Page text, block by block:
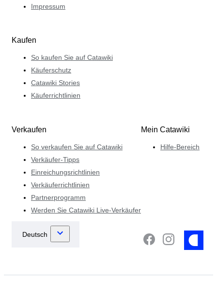
Impressum
Kaufen
So kaufen Sie auf Catawiki
Käuferschutz
Catawiki Stories
Käuferrichtlinien
Verkaufen
So verkaufen Sie auf Catawiki
Verkäufer-Tipps
Einreichungsrichtlinien
Verkäuferrichtlinien
Partnerprogramm
Werden Sie Catawiki Live-Verkäufer
Mein Catawiki
Hilfe-Bereich